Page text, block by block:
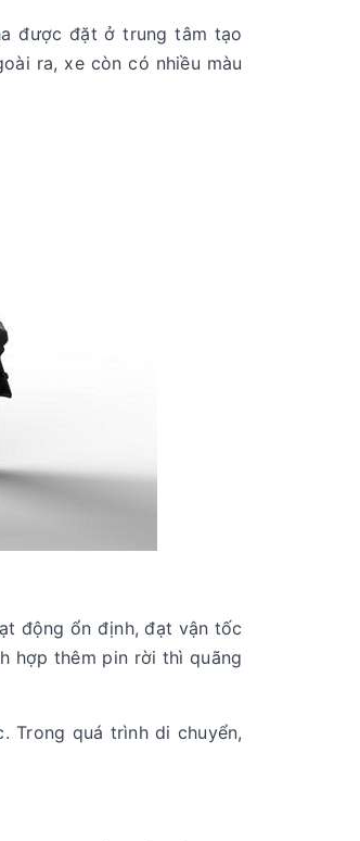
được đặt ở trung tâm tạo
ra, xe còn có nhiều màu
động ổn định, đạt vận tốc
hợp thêm pin rời thì quãng
Trong quá trình di chuyển,